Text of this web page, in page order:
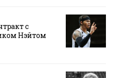
с
Нэйтом